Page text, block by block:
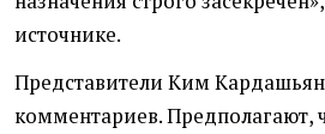
источнике.
Представители Ким Кардашьян
комментариев. Предполагают,